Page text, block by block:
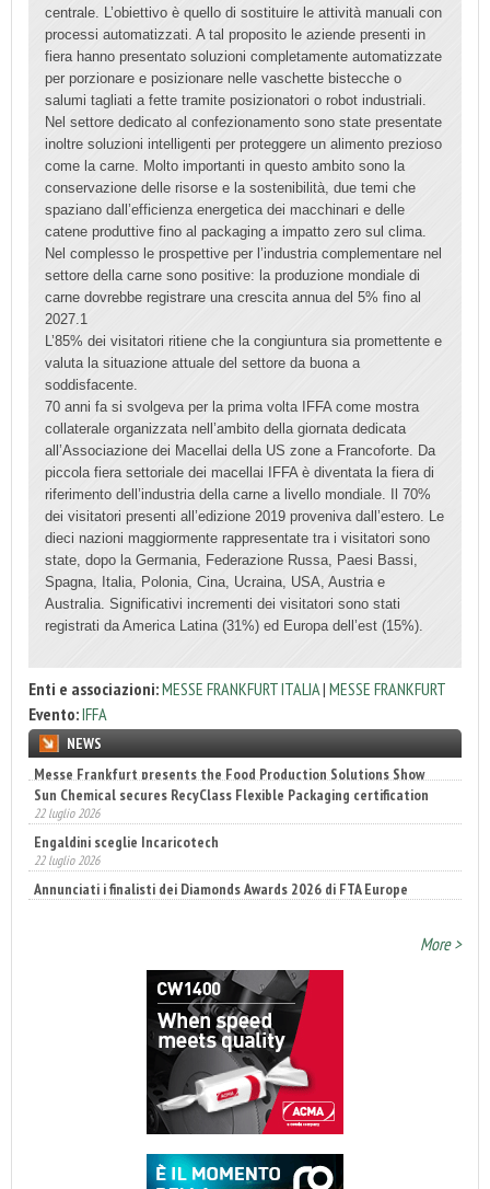
centrale. L’obiettivo è quello di sostituire le attività manuali con
processi automatizzati. A tal proposito le aziende presenti in
fiera hanno presentato soluzioni completamente automatizzate
per porzionare e posizionare nelle vaschette bistecche o
salumi tagliati a fette tramite posizionatori o robot industriali.
Nel settore dedicato al confezionamento sono state presentate
inoltre soluzioni intelligenti per proteggere un alimento prezioso
come la carne. Molto importanti in questo ambito sono la
conservazione delle risorse e la sostenibilità, due temi che
spaziano dall’efficienza energetica dei macchinari e delle
catene produttive fino al packaging a impatto zero sul clima.
Nel complesso le prospettive per l’industria complementare nel
settore della carne sono positive: la produzione mondiale di
carne dovrebbe registrare una crescita annua del 5% fino al
2027.1
L’85% dei visitatori ritiene che la congiuntura sia promettente e
valuta la situazione attuale del settore da buona a
soddisfacente.
70 anni fa si svolgeva per la prima volta IFFA come mostra
collaterale organizzata nell’ambito della giornata dedicata
all’Associazione dei Macellai della US zone a Francoforte. Da
piccola fiera settoriale dei macellai IFFA è diventata la fiera di
riferimento dell’industria della carne a livello mondiale. Il 70%
dei visitatori presenti all’edizione 2019 proveniva dall’estero. Le
dieci nazioni maggiormente rappresentate tra i visitatori sono
state, dopo la Germania, Federazione Russa, Paesi Bassi,
Spagna, Italia, Polonia, Cina, Ucraina, USA, Austria e
Australia. Significativi incrementi dei visitatori sono stati
registrati da America Latina (31%) ed Europa dell’est (15%).
Enti e associazioni:MESSE FRANKFURT ITALIA| MESSE FRANKFURT
Evento:IFFA
NEWS
Sun Chemical secures RecyClass Flexible Packaging certification
22 luglio 2026
Engaldini sceglie Incaricotech
22 luglio 2026
Annunciati i finalisti dei Diamonds Awards 2026 di FTA Europe
14 luglio 2026
More >